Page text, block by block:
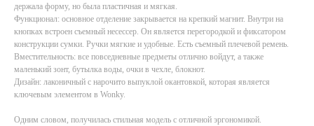
держала форму, но была пластичная и мягкая.
Функционал: основное отделение закрывается на крепкий магнит. Внутри на
кнопках встроен съемный несессер. Он является перегородкой и фиксатором
конструкции сумки. Ручки мягкие и удобные. Есть съемный плечевой ремень.
Вместительность: все повседневные предметы отлично войдут, а также
маленький зонт, бутылка воды, очки в чехле, блокнот.
Дизайн: лаконичный с нарочито выпуклой окантовкой, которая является
ключевым элементом в Wonky.
Одним словом, получилась стильная модель с отличной эргономикой.